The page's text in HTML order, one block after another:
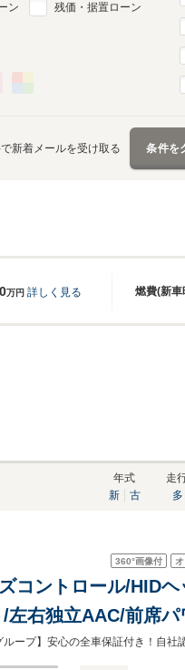
ン 残価・据置ローン
新着メールを受け取る 条件を
燃費(新車
万円 詳しく見る
年式
新
古
走
多
360°画像付
コントロール/HID
右独立AAC/前席
ング/純正HDDナビ/